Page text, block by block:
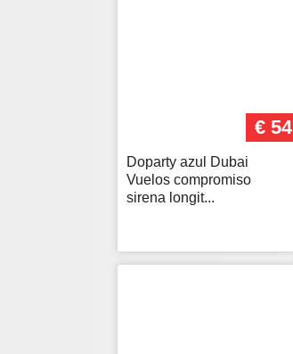
€ 54
Doparty azul Dubai
Vuelos compromiso
sirena longit...